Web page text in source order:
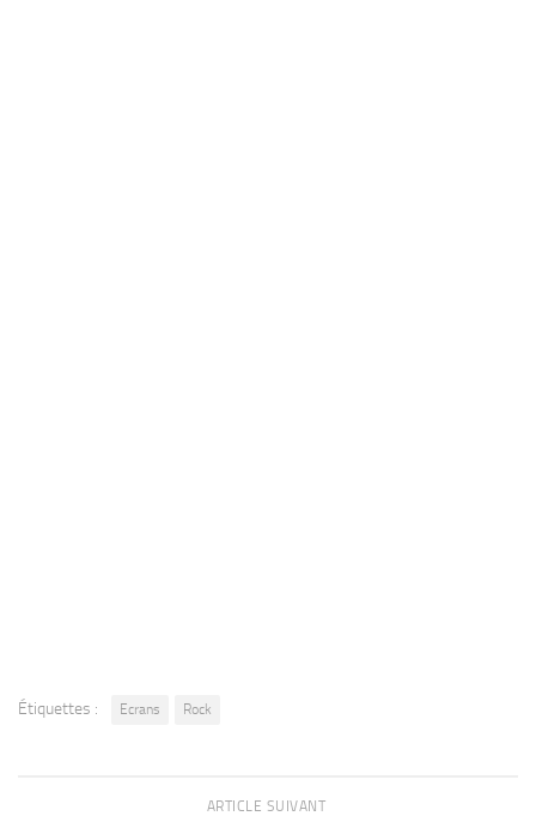
Étiquettes : Ecrans Rock
ARTICLE SUIVANT